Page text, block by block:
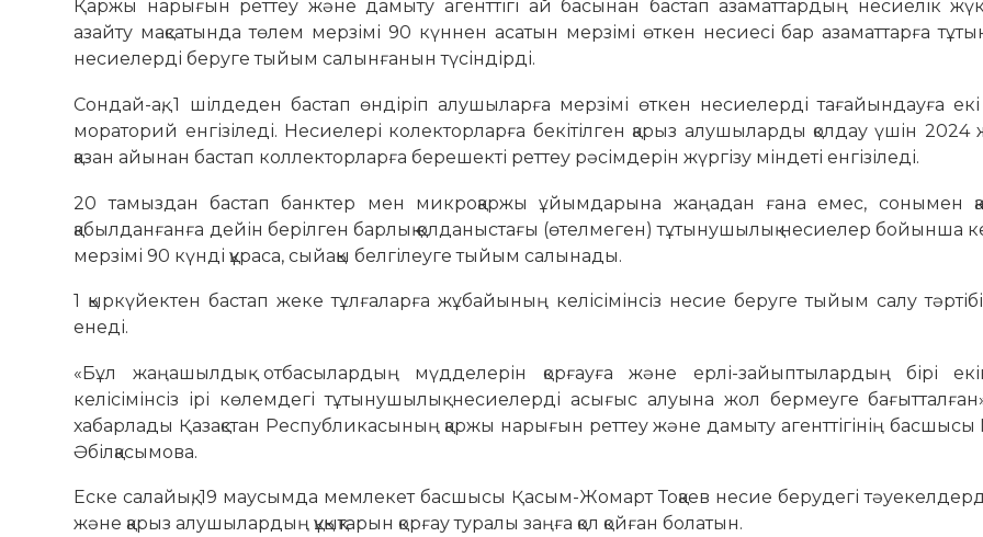
Қаржы нарығын реттеу және дамыту агенттігі ай басынан бастап азаматтардың несиелік
азайту мақсатында төлем мерзімі 90 күннен асатын мерзімі өткен несиесі бар азаматтарға
несиелерді беруге тыйым салынғанын түсіндірді.
Сондай-ақ, 1 шілдеден бастап өндіріп алушыларға мерзімі өткен несиелерді тағайындауға
мораторий енгізіледі. Несиелері колекторларға бекітілген қарыз алушыларды қолдау үшін
қазан айынан бастап коллекторларға берешекті реттеу рәсімдерін жүргізу міндеті енгізіледі.
20 тамыздан бастап банктер мен микроқаржы ұйымдарына жаңадан ғана емес, сонымен
қабылданғанға дейін берілген барлық қолданыстағы (өтелмеген) тұтынушылық несиелер бойынша
мерзімі 90 күнді құраса, сыйақы белгілеуге тыйым салынады.
1 қыркүйектен бастап жеке тұлғаларға жұбайының келісімінсіз несие беруге тыйым салу
енеді.
«Бұл жаңашылдық отбасылардың мүдделерін қорғауға және ерлі-зайыптылардың бірі
келісімінсіз ірі көлемдегі тұтынушылық несиелерді асығыс алуына жол бермеуге
хабарлады Қазақстан Республикасының қаржы нарығын реттеу және дамыту агенттігінің
Әбілқасымова.
Еске салайық, 19 маусымда мемлекет басшысы Қасым-Жомарт Тоқаев несие берудегі
және қарыз алушылардың құқықтарын қорғау туралы заңға қол қойған болатын.